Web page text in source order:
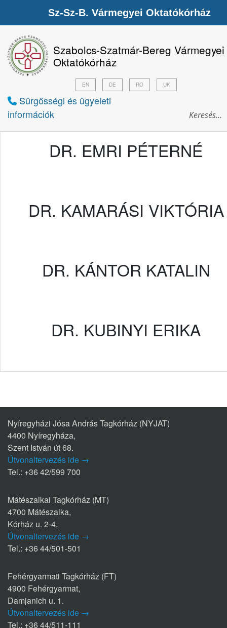
Szabolcs-Szatmár-Bereg Vármegyei
Oktatókórház
Sürgősségi és ügyeleti
információk
EN DE RO UK
DR. EMRI PÉTERNÉ
DR. KAMARÁSI VIKTÓRIA
DR. KÁNTOR KATALIN
DR. KUBINYI ERIKA
Nyíregyházi Jósa András Tagkórház (NYJAT)
4400 Nyíregyháza,
Szent István út 68.
Útvonaltervezés ide →
Tel.: +36 42/599 700
Mátészalkai Tagkórház (MT)
4700 Mátészalka,
Kórház u. 2-4.
Útvonaltervezés ide →
Tel.: +36 44/501-501
Fehérgyarmati Tagkórház (FT)
4900 Fehérgyarmat,
Damjanich u. 1.
Útvonaltervezés ide →
Tel.: +36 44/511-111
Sz-Sz-B. Vármegyei Oktatókórház